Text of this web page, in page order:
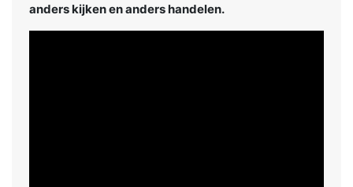
anders kijken en anders handelen.